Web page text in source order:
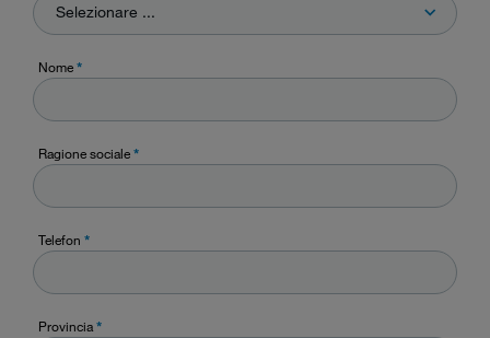
Selezionare ...
Nome*
Ragione sociale*
Telefon *
Provincia*